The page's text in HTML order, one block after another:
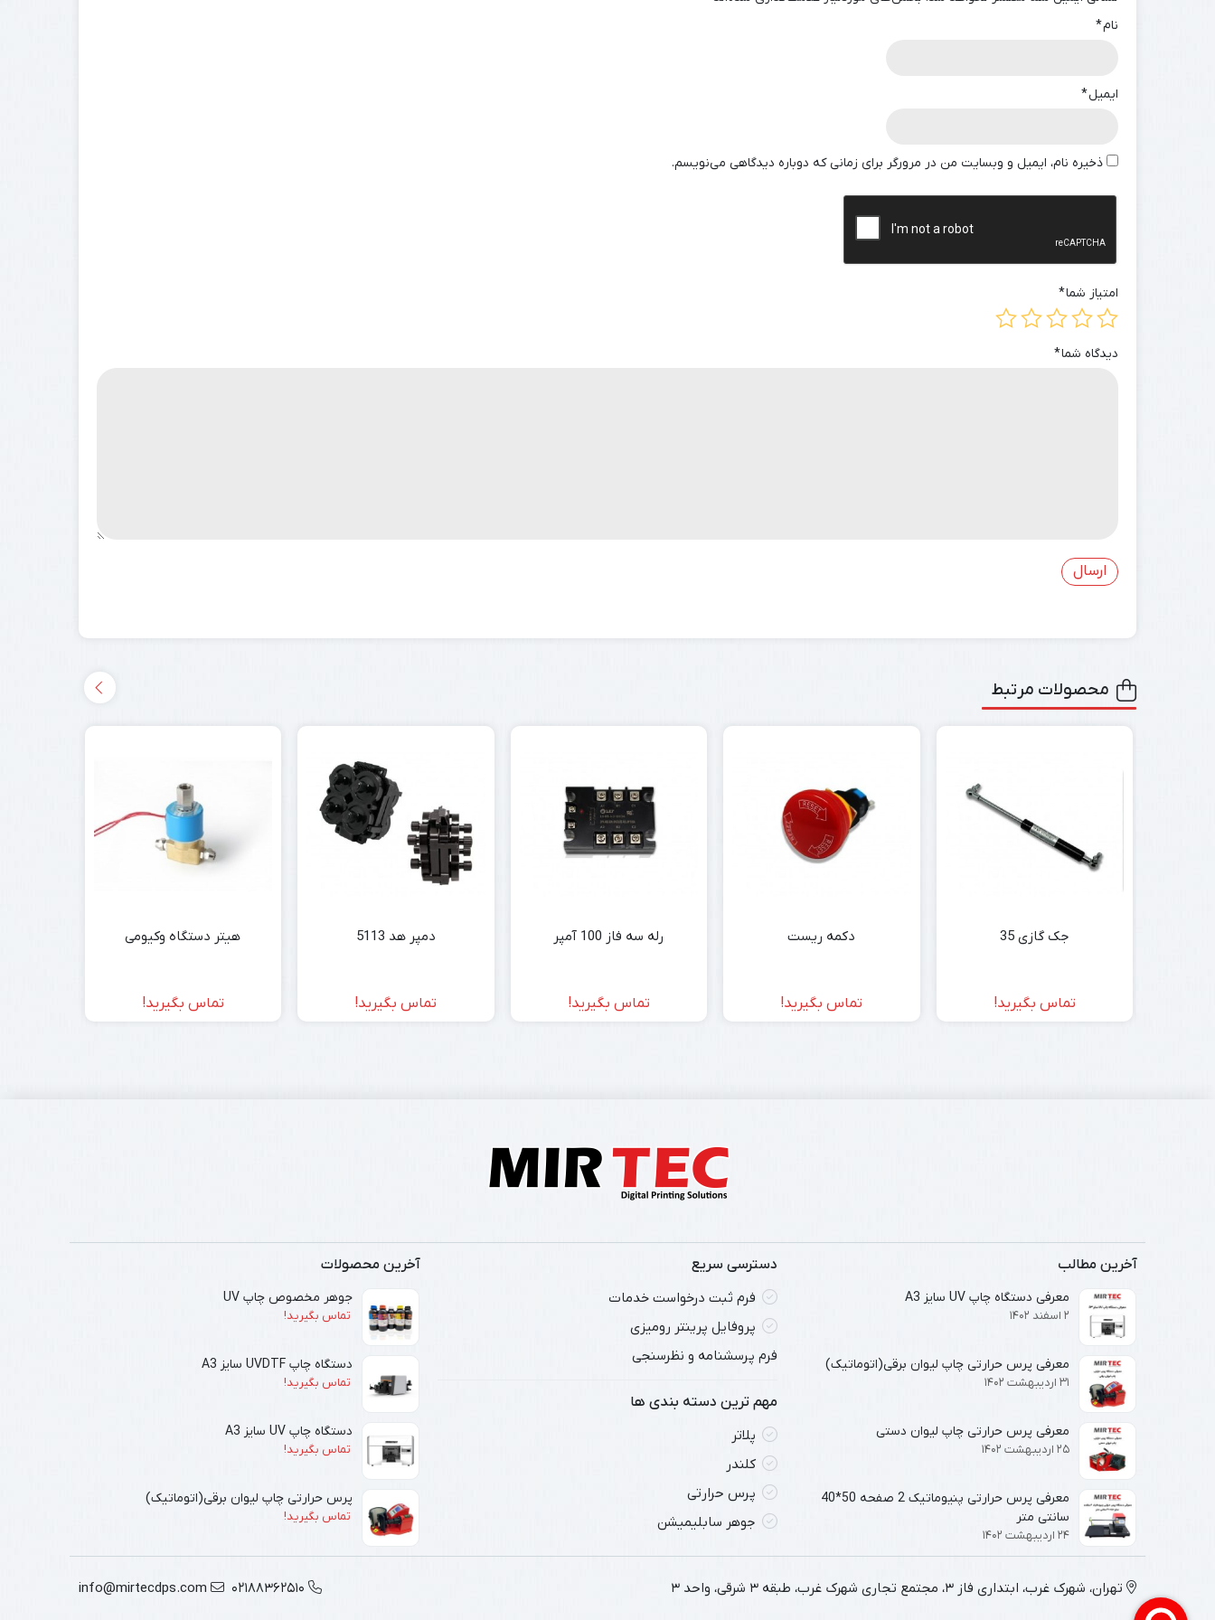
نام*
ایمیل*
ذخیره نام، ایمیل و وبسایت من در مرورگر برای زمانی که دوباره دیدگاهی می‌نویسم.
امتیاز شما*
دیدگاه شما*
محصولات مرتبط
جک گازی 35
تماس بگیرید!
دکمه ریست
تماس بگیرید!
رله سه فاز 100 آمپر
تماس بگیرید!
دمپر هد 5113
تماس بگیرید!
هیتر دستگاه وکیومی
تماس بگیرید!
آخرین مطالب
معرفی دستگاه چاپ UV سایز A3
۲ اسفند ۱۴۰۲
معرفی پرس حرارتی چاپ لیوان برقی(اتوماتیک)
۳۱ اردیبهشت ۱۴۰۲
معرفی پرس حرارتی چاپ لیوان دستی
۲۵ اردیبهشت ۱۴۰۲
معرفی پرس حرارتی پنیوماتیک 2 صفحه 50*40
سانتی متر
۲۴ اردیبهشت ۱۴۰۲
دسترسی سریع
فرم ثبت درخواست خدمات
پروفایل پرینتر رومیزی
فرم پرسشنامه و نظرسنجی
مهم ترین دسته بندی ها
پلاتر
کلندر
پرس حرارتی
جوهر سابلیمیشن
آخرین محصولات
جوهر مخصوص چاپ UV
تماس بگیرید!
دستگاه چاپ UVDTF سایز A3
تماس بگیرید!
دستگاه چاپ UV سایز A3
تماس بگیرید!
پرس حرارتی چاپ لیوان برقی(اتوماتیک)
تماس بگیرید!
تهران، شهرک غرب، ابتداری فاز 3، مجتمع تجاری شهرک غرب، طبقه 3 شرقی، واحد 3 02188362510
info@mirtecdps.com